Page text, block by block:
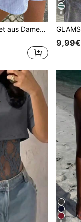
Elegantes 2-teiliges Set aus Damen Sommer Lässig gestreiftem gewebtem Bandeau-Top und Shorts in Große Größen
9
9,99€